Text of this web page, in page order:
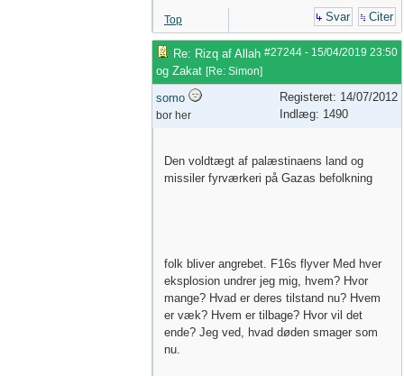
Top Svar Citer
#27244 - 15/04/2019 23:50
Re: Rizq af Allah
og Zakat [Re: Simon]
somo
bor her
Registeret: 14/07/2012
Indlæg: 1490
Den voldtægt af palæstinaens land og
missiler fyrværkeri på Gazas befolkning
folk bliver angrebet. F16s flyver Med hver
eksplosion undrer jeg mig, hvem? Hvor
mange? Hvad er deres tilstand nu? Hvem
er væk? Hvem er tilbage? Hvor vil det
ende? Jeg ved, hvad døden smager som
nu.